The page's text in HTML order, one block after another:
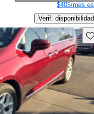
$405/mes
Verif. disponibilidad